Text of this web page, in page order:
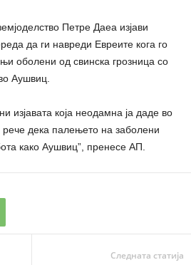
Петре Даеа изјави
да ги навреди Евреите кога го
оболени од свинска грозница со
Аушвиц.
изјавата која неодамна ја даде во
рече дека палењето на заболени
како Аушвиц”, пренесе АП.
Следната статија